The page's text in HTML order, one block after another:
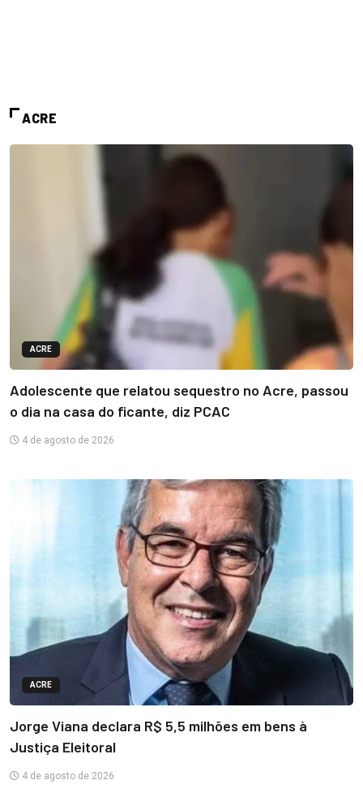
ACRE
ACRE
Adolescente que relatou sequestro no Acre, passou
o dia na casa do ficante, diz PCAC
4 de agosto de 2026
ACRE
Jorge Viana declara R$ 5,5 milhões em bens à
Justiça Eleitoral
4 de agosto de 2026